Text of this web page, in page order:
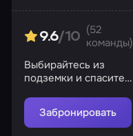
9.6/10
(52
команды)
Выбирайтесь из
подземки и спасите
Забронировать